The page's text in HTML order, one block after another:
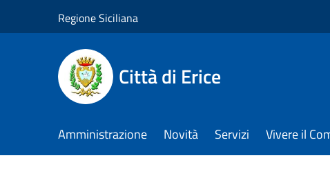
Regione Siciliana
Città di Erice
Amministrazione Novità Servizi Vivere il